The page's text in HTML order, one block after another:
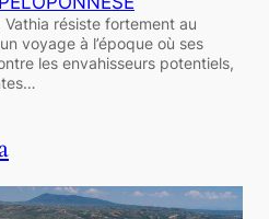
résiste fortement au
voyage à l’époque où ses
les envahisseurs potentiels,